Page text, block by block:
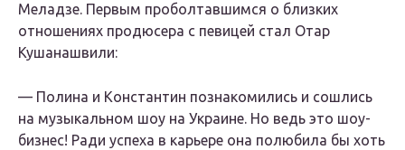
Меладзе. Первым проболтавшимся о близких
отношениях продюсера с певицей стал Отар
Кушанашвили:
— Полина и Константин познакомились и сошлись
на музыкальном шоу на Украине. Но ведь это шоу-
бизнес! Ради успеха в карьере она полюбила бы хоть